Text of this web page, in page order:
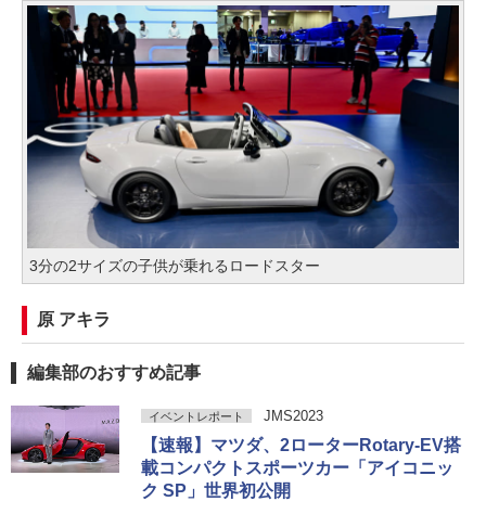
3分の2サイズの子供が乗れるロードスター
原 アキラ
編集部のおすすめ記事
イベントレポート JMS2023
【速報】マツダ、2ローターRotary-EV搭
載コンパクトスポーツカー「アイコニッ
ク SP」世界初公開